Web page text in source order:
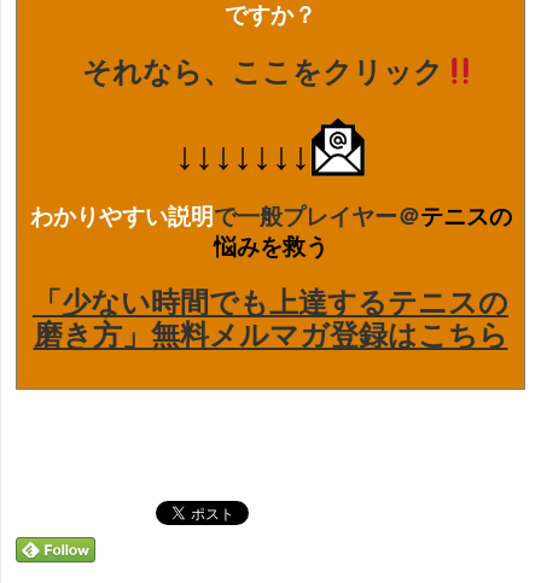
ですか？
それなら、ここをクリック
↓↓↓↓↓↓↓
わかりやすい説明で一般プレイヤー＠テニスの
悩みを救う
「少ない時間でも上達するテニスの
磨き方」無料メルマガ登録はこちら